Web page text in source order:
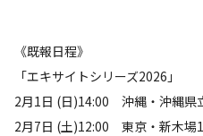
《既報日程》
「エキサイトシリーズ2026」
2月1日 (日)14:00 沖縄・沖縄県
2月7日 (土)12:00 東京・新木場